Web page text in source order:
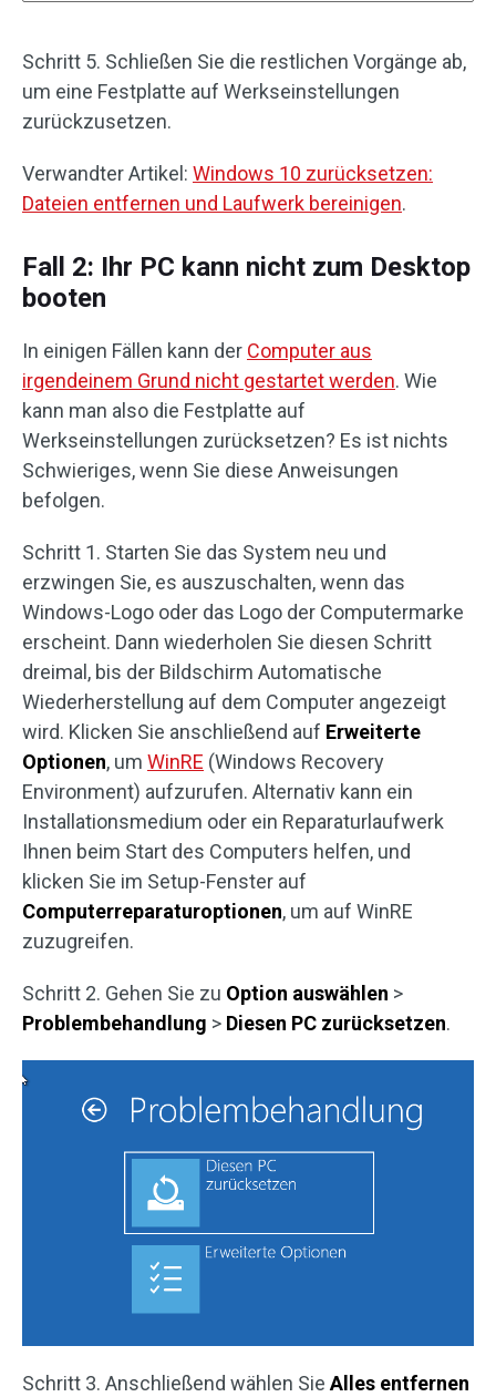
Schritt 5. Schließen Sie die restlichen Vorgänge ab,
um eine Festplatte auf Werkseinstellungen
zurückzusetzen.
Verwandter Artikel: Windows 10 zurücksetzen:
Dateien entfernen und Laufwerk bereinigen.
Fall 2: Ihr PC kann nicht zum Desktop
booten
In einigen Fällen kann der Computer aus
irgendeinem Grund nicht gestartet werden. Wie
kann man also die Festplatte auf
Werkseinstellungen zurücksetzen? Es ist nichts
Schwieriges, wenn Sie diese Anweisungen
befolgen.
Schritt 1. Starten Sie das System neu und
erzwingen Sie, es auszuschalten, wenn das
Windows-Logo oder das Logo der Computermarke
erscheint. Dann wiederholen Sie diesen Schritt
dreimal, bis der Bildschirm Automatische
Wiederherstellung auf dem Computer angezeigt
wird. Klicken Sie anschließend auf Erweiterte
Optionen, um WinRE (Windows Recovery
Environment) aufzurufen. Alternativ kann ein
Installationsmedium oder ein Reparaturlaufwerk
Ihnen beim Start des Computers helfen, und
klicken Sie im Setup-Fenster auf
Computerreparaturoptionen, um auf WinRE
zuzugreifen.
Schritt 2. Gehen Sie zu Option auswählen >
Problembehandlung > Diesen PC zurücksetzen.
Schritt 3. Anschließend wählen SieAlles entfernen